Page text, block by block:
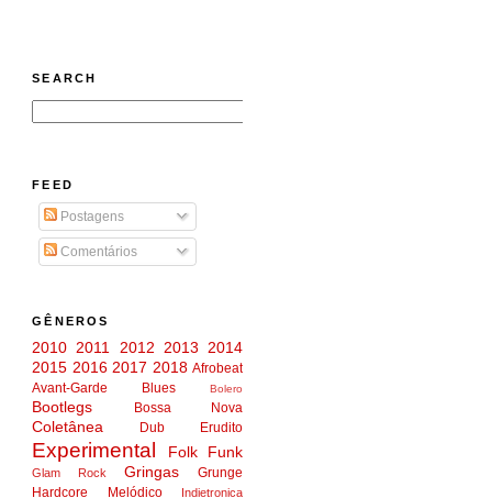
SEARCH
FEED
Postagens
Comentários
GÊNEROS
2010 2011 2012 2013 2014
2015 2016 2017 2018 Afrobeat
Avant-Garde
Blues Bolero
Bootlegs Bossa Nova
Coletânea Dub Erudito
Experimental Folk Funk
Glam Rock Gringas
Grunge
Hardcore Melódico
Indietronica